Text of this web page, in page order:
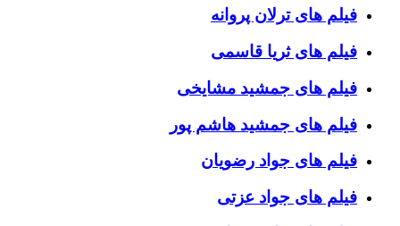
فیلم های ترلان پروانه
فیلم های ثریا قاسمی
فیلم های جمشید مشایخی
فیلم های جمشید هاشم پور
فیلم های جواد رضویان
فیلم های جواد عزتی